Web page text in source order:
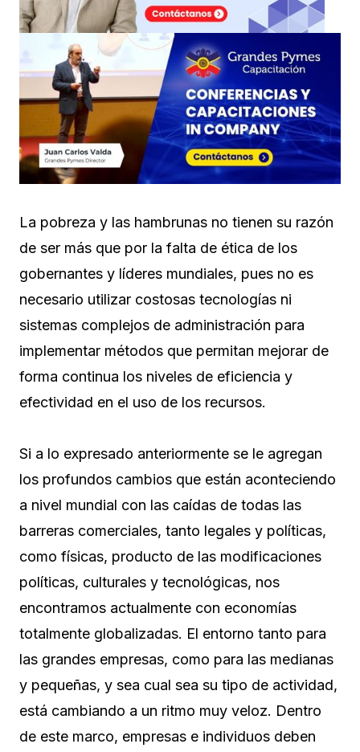
La pobreza y las hambrunas no tienen su razón
de ser más que por la falta de ética de los
gobernantes y líderes mundiales, pues no es
necesario utilizar costosas tecnologías ni
sistemas complejos de administración para
implementar métodos que permitan mejorar de
forma continua los niveles de eficiencia y
efectividad en el uso de los recursos.
Si a lo expresado anteriormente se le agregan
los profundos cambios que están aconteciendo
a nivel mundial con las caídas de todas las
barreras comerciales, tanto legales y políticas,
como físicas, producto de las modificaciones
políticas, culturales y tecnológicas, nos
encontramos actualmente con economías
totalmente globalizadas. El entorno tanto para
las grandes empresas, como para las medianas
y pequeñas, y sea cual sea su tipo de actividad,
está cambiando a un ritmo muy veloz. Dentro
de este marco, empresas e individuos deben